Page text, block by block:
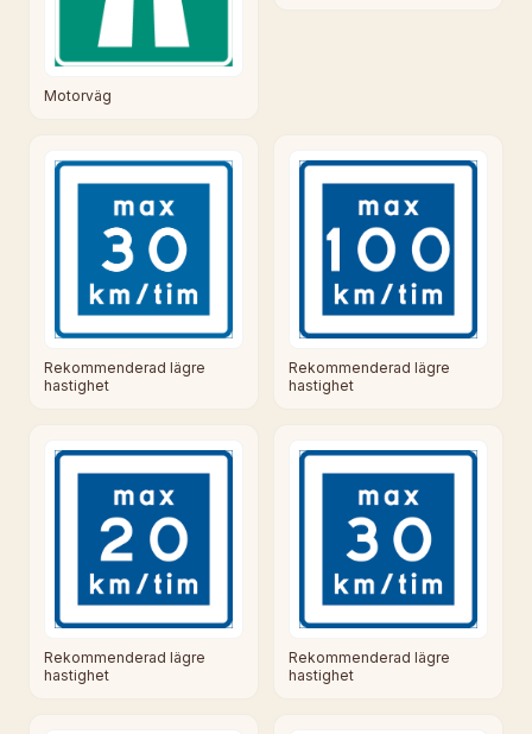
Motorväg
Rekommenderad lägre
hastighet
Rekommenderad lägre
hastighet
Rekommenderad lägre
hastighet
Rekommenderad lägre
hastighet